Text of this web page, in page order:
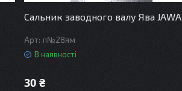
Сальник заводного валу Ява JAWA
п№28ям
В наявності
30 ₴